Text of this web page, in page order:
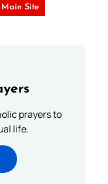
Site
prayers to
life.